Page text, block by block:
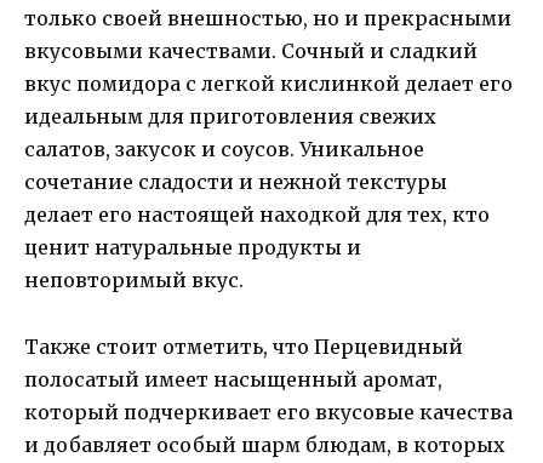
только своей внешностью, но и прекрасными
вкусовыми качествами. Сочный и сладкий
вкус помидора с легкой кислинкой делает его
идеальным для приготовления свежих
салатов, закусок и соусов. Уникальное
сочетание сладости и нежной текстуры
делает его настоящей находкой для тех, кто
ценит натуральные продукты и
неповторимый вкус.
Также стоит отметить, что Перцевидный
полосатый имеет насыщенный аромат,
который подчеркивает его вкусовые качества
и добавляет особый шарм блюдам, в которых